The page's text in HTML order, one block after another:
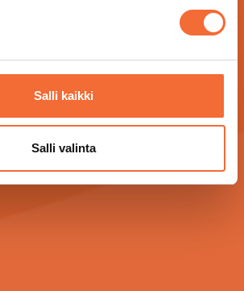
Salli kaikki
Salli valinta